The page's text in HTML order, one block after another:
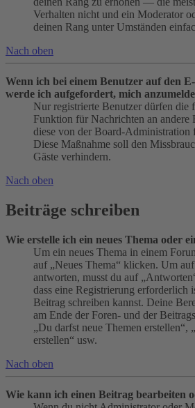
Verhalten nicht und ein Moderator
deinen Rang unter Umständen
Nach oben
Wenn ich bei einem Benutzer auf den
werde ich aufgefordert, mich
Nur registrierte Benutzer dürfen die
Funktion für Nachrichten an andere
diese von der Board-Administration
Diese Maßnahme soll den
Gäste verhindern.
Nach oben
Beiträge schreiben
Wie erstelle ich ein neues Thema oder
Um ein neues Thema in einem
auf „Neues Thema“ klicken. Um
antworten, musst du auf
dass eine Registrierung erforderlich
Beitrag schreiben kannst. Deine
am Ende der Foren- und der
„Du darfst neue Themen erstellen“,
erstellen“ usw.
Nach oben
Wie kann ich einen Beitrag bearbeiten